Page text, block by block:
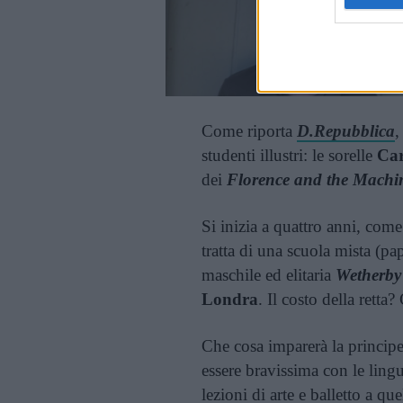
Come riporta D.Repubblica
studenti illustri: le sorelle
dei Florence and the
Si inizia a quattro anni, come
tratta di una scuola mista
maschile ed elitaria
Londra. Il costo della retta?
Che cosa imparerà la
essere bravissima con le
lezioni di arte e balletto a